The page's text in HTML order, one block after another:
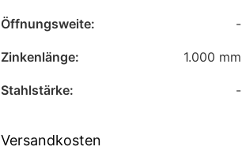
Öffnungsweite: -
Zinkenlänge: 1.000 mm
Stahlstärke: -
Versandkosten